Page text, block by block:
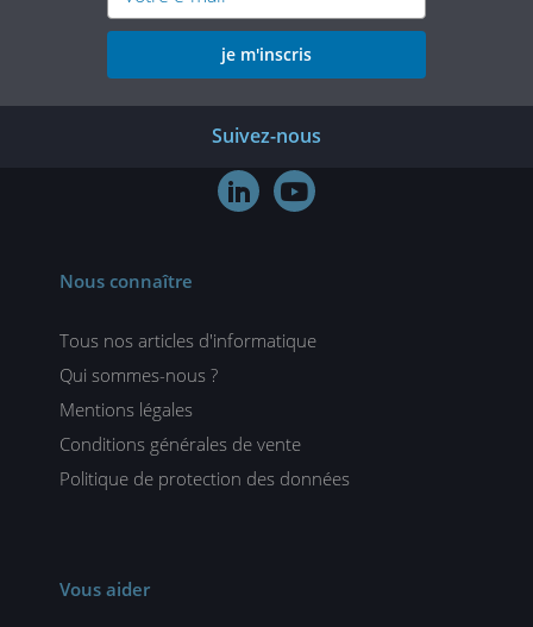
je m'inscris
Suivez-nous
 
Nous connaître
Tous nos articles d'informatique
Qui sommes-nous ?
Mentions légales
Conditions générales de vente
Politique de protection des données
Vous aider